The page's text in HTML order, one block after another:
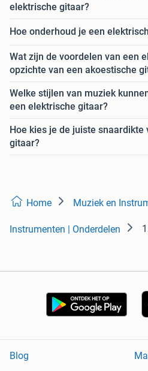
elektrische gitaar?
Hoe onderhoud je een
Wat zijn de voordelen van een
opzichte van een akoestische
Welke stijlen van muziek
een elektrische gitaar?
Hoe kies je de juiste snaardikte
gitaar?
Home Muziek en
Instrumenten | Onderdelen
Blog